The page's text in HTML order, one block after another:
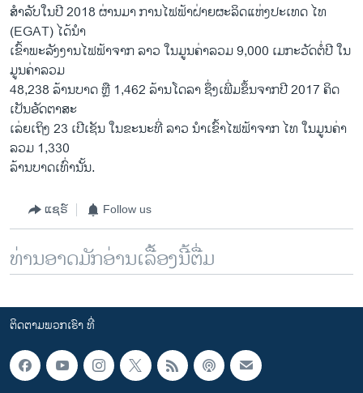
ສຳລັບໃນປີ 2018 ຜ່ານມາ ການໄຟຟ້າຝ່າຍຜະລິດແຫ່ງປະເທດ ໄທ
(EGAT) ໄດ້ນຳ
ເຂົ້າພະລັງງານໄຟຟ້າຈາກ ລາວ ໃນມູນຄ່າລວມ 9,000 ເມກະວັດຕໍ່ປີ ໃນ
ມູນຄ່າລວມ
48,238 ລ້ານບາດ ຫຼື 1,462 ລ້ານໂດລາ ຊຶ່ງເພີ່ມຂຶ້ນຈາກປີ 2017 ຄິດ
ເປັນອັດຕາສະ
ເລ່ຍເຖິງ 23 ເປີເຊັນ ໃນຂະນະທີ່ ລາວ ນຳເຂົ້າໄຟຟ້າຈາກ ໄທ ໃນມູນຄ່າ
ລວມ 1,330
ລ້ານບາດເທົ່ານັ້ນ.
ແຊຣ໌ Follow us
ທ່ານອາດມັກອ່ານເລື້ອງນີ້ຕື່ມ
ຕິດຕາມພວກເຮົາ ທີ່